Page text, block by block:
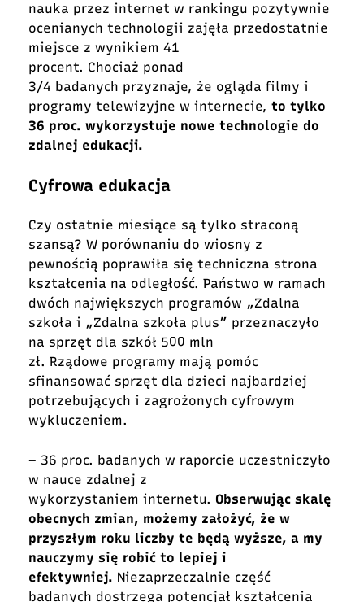
nauka przez internet w rankingu pozytywnie
ocenianych technologii zajęła przedostatnie
miejsce z wynikiem 41
procent. Chociaż ponad
3/4 badanych przyznaje, że ogląda filmy i
programy telewizyjne w internecie, to tylko
36 proc. wykorzystuje nowe technologie do
zdalnej edukacji.
Cyfrowa edukacja
Czy ostatnie miesiące są tylko straconą
szansą? W porównaniu do wiosny z
pewnością poprawiła się techniczna strona
kształcenia na odległość. Państwo w ramach
dwóch największych programów „Zdalna
szkoła i „Zdalna szkoła plus” przeznaczyło
na sprzęt dla szkół 500 mln
zł. Rządowe programy mają pomóc
sfinansować sprzęt dla dzieci najbardziej
potrzebujących i zagrożonych cyfrowym
wykluczeniem.
– 36 proc. badanych w raporcie uczestniczyło
w nauce zdalnej z
wykorzystaniem internetu. Obserwując skalę
obecnych zmian, możemy założyć, że w
przyszłym roku liczby te będą wyższe, a my
nauczymy się robić to lepiej i
efektywniej. Niezaprzeczalnie część
badanych dostrzega potencjał kształcenia